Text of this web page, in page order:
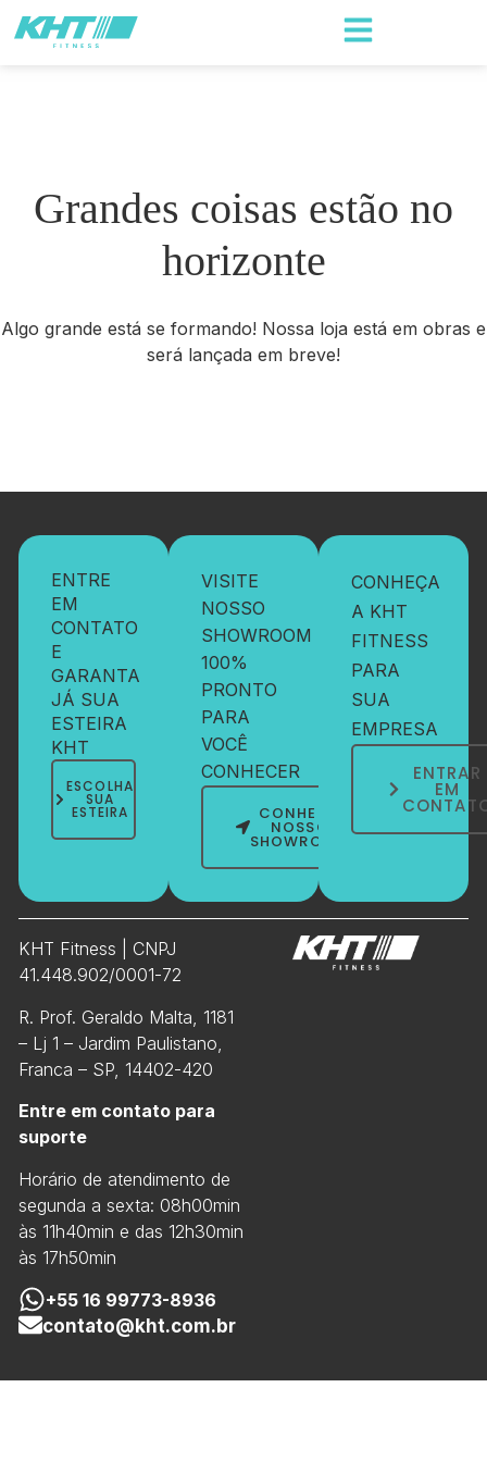
Grandes coisas estão no
horizonte
Algo grande está se formando! Nossa loja está em obras e
será lançada em breve!
ENTRE
EM
CONTATO
E
GARANTA
JÁ SUA
ESTEIRA
KHT
ESCOLHA
SUA
ESTEIRA
VISITE
NOSSO
SHOWROOM
100%
PRONTO
PARA
VOCÊ
CONHECER
CONHEÇA
NOSSO
SHOWROOM
CONHEÇA
A KHT
FITNESS
PARA
SUA
EMPRESA
ENTRAR
EM
KHT Fitness | CNPJ
41.448.902/0001-72
R. Prof. Geraldo Malta, 1181
– Lj 1 – Jardim Paulistano,
Franca – SP, 14402-420
Entre em contato para
suporte
Horário de atendimento de
segunda a sexta: 08h00min
às 11h40min e das 12h30min
às 17h50min
+55 16 99773-8936
contato@kht.com.br